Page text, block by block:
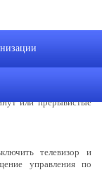
О
ВСЕМ!» -
или прерывистые
телевизор и
управления по